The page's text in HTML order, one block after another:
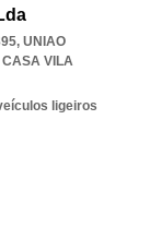
, UNIAO
CASA VILA
ligeiros